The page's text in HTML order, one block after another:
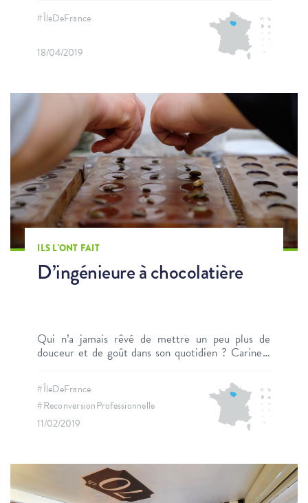
salariée en parallèle de leur nouvelle occupation, au
moins pour quelques temps. C’est le choix de
Domitille, passionnée de couture et créatrice de la
marque Made by Cézembre.
#ÎleDeFrance
18/04/2019
ILS L'ONT FAIT
D’ingénieure à chocolatière
Qui n’a jamais rêvé de mettre un peu plus de
douceur et de goût dans son quotidien ? Carine a
chocolatière. Ses ingrédients ? Des produits
simples, bons, de qualité, essentiellement bio et
équitables, sans conservateur ajouté, mais avec
beaucoup d’humanité.
#ÎleDeFrance
#ReconversionProfessionnelle
11/02/2019